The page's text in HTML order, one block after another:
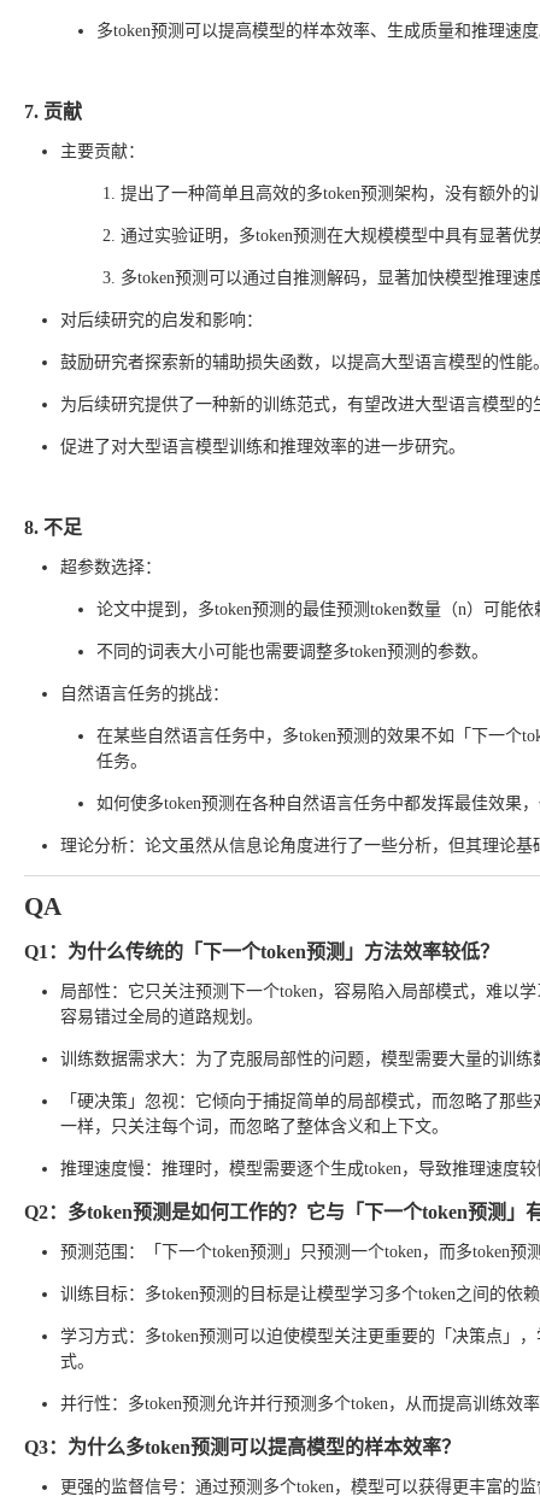
多token预测可以提高模型的样本效率、生成质量和推理速
7. 贡献
主要贡献：
提出了一种简单且高效的多token预测架构，没有额外的
通过实验证明，多token预测在大规模模型中具有显著优
多token预测可以通过自推测解码，显著加快模型推理速
对后续研究的启发和影响：
鼓励研究者探索新的辅助损失函数，以提高大型语言模型的性能
为后续研究提供了一种新的训练范式，有望改进大型语言模型
促进了对大型语言模型训练和推理效率的进一步研究。
8. 不足
超参数选择：
论文中提到，多token预测的最佳预测token数量（n）可能
不同的词表大小可能也需要调整多token预测的参数。
自然语言任务的挑战：
在某些自然语言任务中，多token预测的效果不如「下一个
任务。
如何使多token预测在各种自然语言任务中都发挥最佳效果
理论分析：论文虽然从信息论角度进行了一些分析，但其理论基
QA
Q1：为什么传统的「下一个token预测」方法效率较低？
局部性：它只关注预测下一个token，容易陷入局部模式，难以
容易错过全局的道路规划。
训练数据需求大：为了克服局部性的问题，模型需要大量的训
「硬决策」忽视：它倾向于捕捉简单的局部模式，而忽略了那
一样，只关注每个词，而忽略了整体含义和上下文。
推理速度慢：推理时，模型需要逐个生成token，导致推理速度较
Q2：多token预测是如何工作的？它与「下一个token预测」
预测范围：「下一个token预测」只预测一个token，而多token预
训练目标：多token预测的目标是让模型学习多个token之间的依
学习方式：多token预测可以迫使模型关注更重要的「决策点」
式。
并行性：多token预测允许并行预测多个token，从而提高训练效
Q3：为什么多token预测可以提高模型的样本效率？
更强的监督信号：通过预测多个token，模型可以获得更丰富的